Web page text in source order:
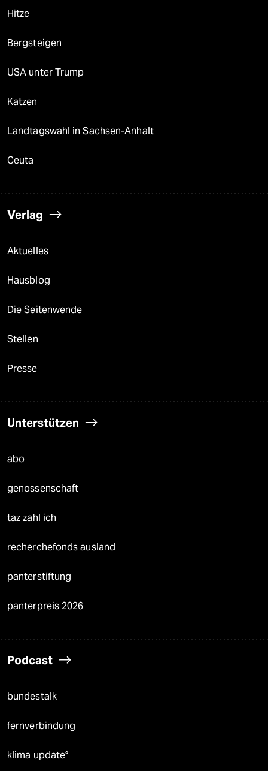
Hitze
Bergsteigen
USA unter Trump
Katzen
Landtagswahl in Sachsen-Anhalt
Ceuta
Verlag
Aktuelles
Hausblog
Die Seitenwende
Stellen
Presse
Unterstützen
abo
genossenschaft
taz zahl ich
recherchefonds ausland
panterstiftung
panterpreis 2026
Podcast
bundestalk
fernverbindung
klima update°